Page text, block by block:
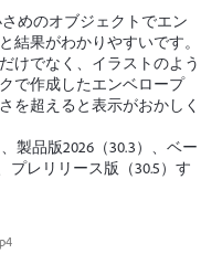
さめのオブジェクトでエン
結果がわかりやすいです。
けでなく、イラストのよう
で作成したエンベロープ
を超えると表示がおかしく
製品版2026（30.3）、ベー
プレリリース版（30.5）す